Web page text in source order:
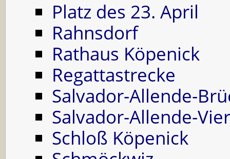
Platz des 23. April
Rahnsdorf
Rathaus Köpenick
Regattastrecke
Salvador-Allende-
Salvador-Allende-
Schloß Köpenick